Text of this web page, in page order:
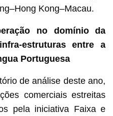
Kong–Macau.
no domínio da
estruturas entre a
Portuguesa
de análise deste ano,
comerciais estreitas
pela iniciativa Faixa e